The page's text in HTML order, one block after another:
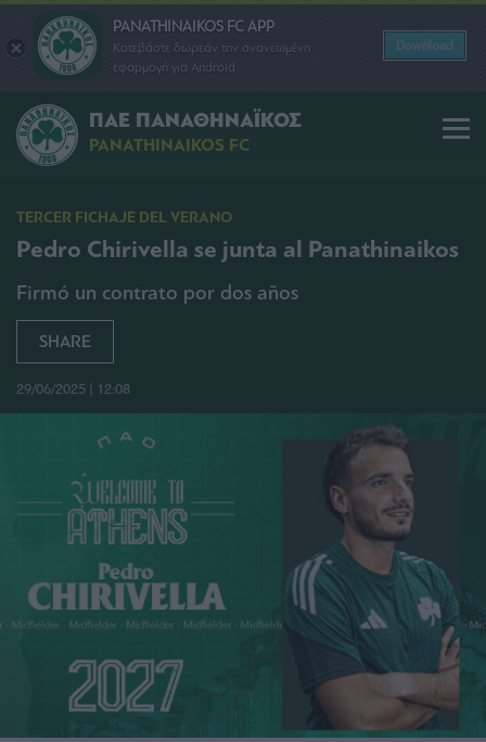
PANATHINAIKOS FC APP
Κατεβάστε δωρεάν την ανανεωμένη
εφαρμογή για Android
Download
ΠΑΕ ΠΑΝΑΘΗΝΑΪΚΟΣ
PANATHINAIKOS FC
TERCER FICHAJE DEL VERANO
Pedro Chirivella se junta al Panathinaikos
Firmó un contrato por dos años
SHARE
29/06/2025 | 12:08